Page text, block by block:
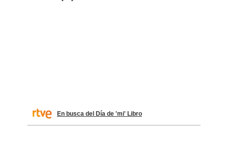
En busca del Día de 'mi' Libro